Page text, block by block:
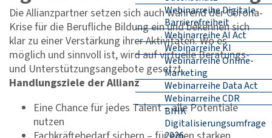
Webinarreihe Digitale
Barrierefreiheit
Webinarreihe AI Act
Webinarreihe KI
Webinarreihe Online-
Marketing
Webinarreihe Data Act
Webinarreihe CDR
BIHK
Digitalisierungsumfrage
2026
Die Allianzpartner setzen sich auch während der Corona-
Krise für die Berufliche Bildung ein und bekennen sich
klar zu einer Verstärkung ihrer Aktivitäten. Wo es
möglich und sinnvoll ist, wird auf virtuelle Beratungs-
und Unterstützungsangebote gesetzt.
Handlungsziele der Allianz
Eine Chance für jedes Talent – alle Potentiale
nutzen